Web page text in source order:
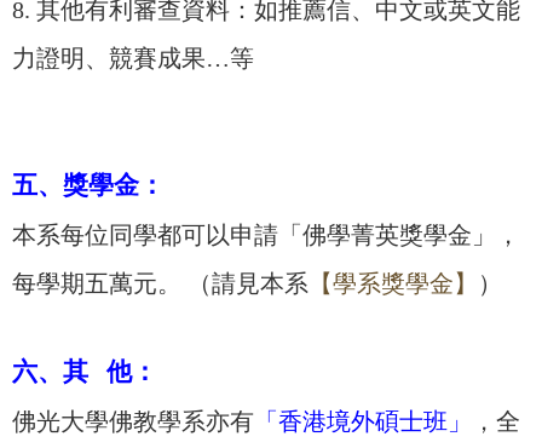
8. 其他有利審查資料：如推薦信、中文或英文能
力證明、競賽成果…等
五、獎學金：
本系每位同學都可以申請「佛學菁英獎學金」，
每學期五萬元。 （請見本系 【學系獎學金】 ）
六、其 他：
佛光大學佛教學系亦有 「香港境外碩士班」
，全